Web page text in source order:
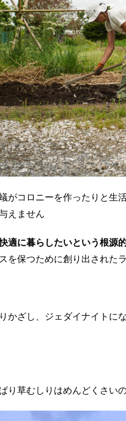
がコロニーを作ったりと生
えません
適に暮らしたいという根源
を保つために創り出された
かざし、ジェダイナイトに
り草むしりはめんどくさい